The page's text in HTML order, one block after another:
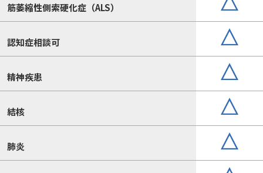
筋萎縮性側索硬化症（ALS）
認知症相談可
精神疾患
結核
肺炎